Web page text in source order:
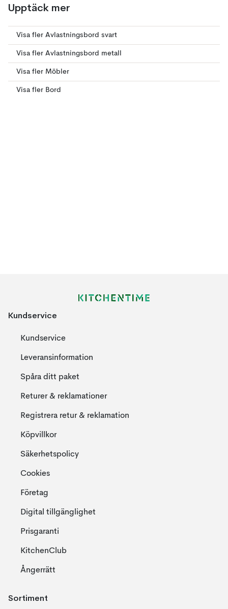
Upptäck mer
Visa fler Avlastningsbord svart
Visa fler Avlastningsbord metall
Visa fler Möbler
Visa fler Bord
Kundservice
Kundservice
Leveransinformation
Spåra ditt paket
Returer & reklamationer
Registrera retur & reklamation
Köpvillkor
Säkerhetspolicy
Cookies
Företag
Digital tillgänglighet
Prisgaranti
KitchenClub
Ångerrätt
Sortiment